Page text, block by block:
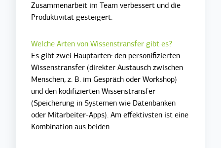
Zusammenarbeit im Team verbessert und die
Produktivität gesteigert.
Welche Arten von Wissenstransfer gibt es?
Es gibt zwei Hauptarten: den personifizierten
Wissenstransfer (direkter Austausch zwischen
Menschen, z. B. im Gespräch oder Workshop)
und den kodifizierten Wissenstransfer
(Speicherung in Systemen wie Datenbanken
oder Mitarbeiter-Apps). Am effektivsten ist eine
Kombination aus beiden.